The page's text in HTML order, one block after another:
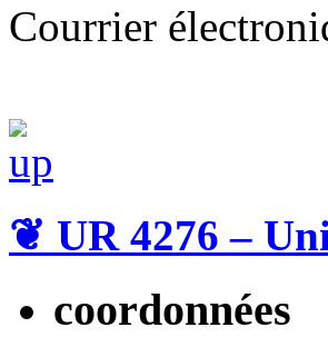
Courrier
❦ UR 4276 –
coordonnées